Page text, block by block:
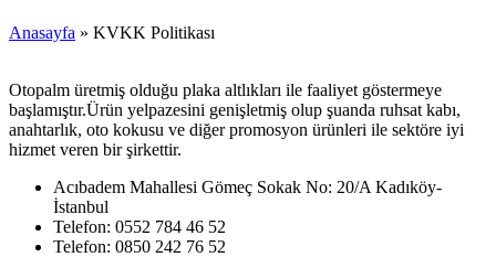
Anasayfa » KVKK Politikası
Otopalm üretmiş olduğu plaka altlıkları ile faaliyet göstermeye
başlamıştır.Ürün yelpazesini genişletmiş olup şuanda ruhsat kabı,
anahtarlık, oto kokusu ve diğer promosyon ürünleri ile sektöre iyi
hizmet veren bir şirkettir.
Acıbadem Mahallesi Gömeç Sokak No: 20/A Kadıköy-
İstanbul
Telefon: 0552 784 46 52
Telefon: 0850 242 76 52